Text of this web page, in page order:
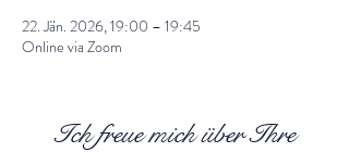
22. Jän. 2026, 19:00 – 19:45
Online via Zoom
Ich freue mich über Ihre